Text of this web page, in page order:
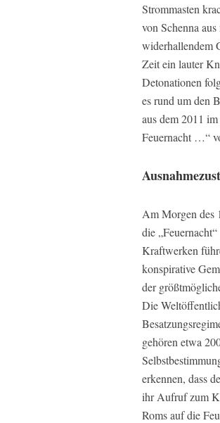
Strommasten
von Schenna
widerhallendem
Zeit ein lauter
Detonationen
es rund um den
aus dem 2011
Feuernacht …“
Am Morgen des
die
Kraftwerken
konspirative
der
Die
gehören etwa
erkennen, dass
ihr Aufruf zum
Roms auf die